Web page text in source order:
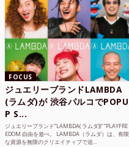
FOCUS
ジュエリーブランドLAMBDA
(ラムダ)が 渋谷パルコでPOPU
P S...
ジュエリーブランド“LAMBDA( ラムダ))” “PLAYFRE
EDOM 自由を遊べ。 LAMBDA（ラムダ）は、有限
な資源を無限のクリエイティブで追...